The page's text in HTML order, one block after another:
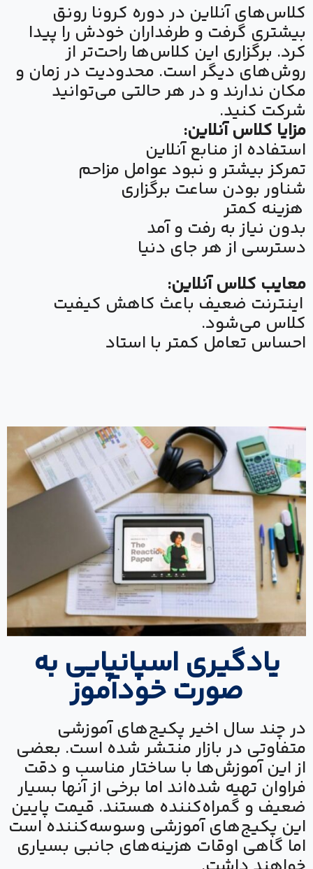
کلاس‌های آنلاین در دوره کرونا رونق
بیشتری گرفت و طرفداران خودش را پیدا
کرد. برگزاری این کلاس‌ها راحت‌تر از
روش‌های دیگر است. محدودیت در زمان و
مکان ندارند و در هر حالتی می‌توانید
شرکت کنید.
مزایا کلاس آنلاین:
استفاده از منابع آنلاین
تمرکز بیشتر و نبود عوامل مزاحم
شناور بودن ساعت برگزاری
هزینه کمتر
بدون نیاز به رفت و آمد
دسترسی از هر جای دنیا
معایب کلاس آنلاین:
اینترنت ضعیف باعث کاهش کیفیت
کلاس می‌شود.
احساس تعامل کمتر با استاد
یادگیری اسپانیایی به
صورت خودآموز
در چند سال اخیر پکیج‌های آموزشی
متفاوتی در بازار منتشر شده است. بعضی
از این آموزش‌ها با ساختار مناسب و دقت
فراوان تهیه شده‌اند اما برخی از آنها بسیار
ضعیف و گمراه‌کننده هستند. قیمت پایین
این پکیج‌های آموزشی وسوسه‌کننده است
اما گاهی اوقات هزینه‌های جانبی بسیاری